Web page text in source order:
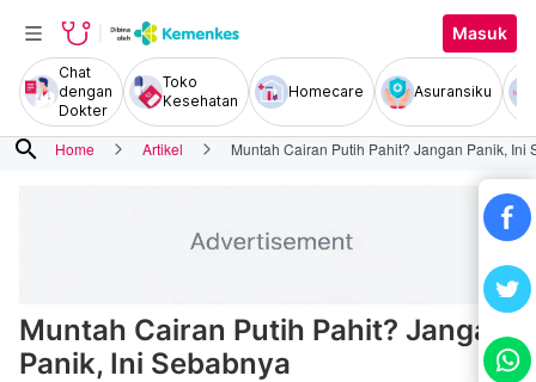
Masuk
Chat
dengan
Dokter
Toko
Kesehatan
Homecare Asuransiku
search Home Artikel Muntah Cairan Putih Pahit? Jangan Panik, Ini
Muntah Cairan Putih Pahit? Jangan
Panik, Ini Sebabnya